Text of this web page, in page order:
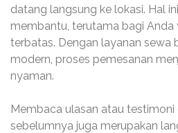
datang langsung ke lokasi. Hal
membantu, terutama bagi
terbatas. Dengan layanan sewa
modern, proses pemesanan
nyaman.
Membaca ulasan atau testimoni
sebelumnya juga merupakan